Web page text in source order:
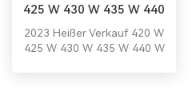
425 W 430 W 435 W 440
W Solarpanel
2023 Heißer Verkauf 420 W
425 W 430 W 435 W 440 W